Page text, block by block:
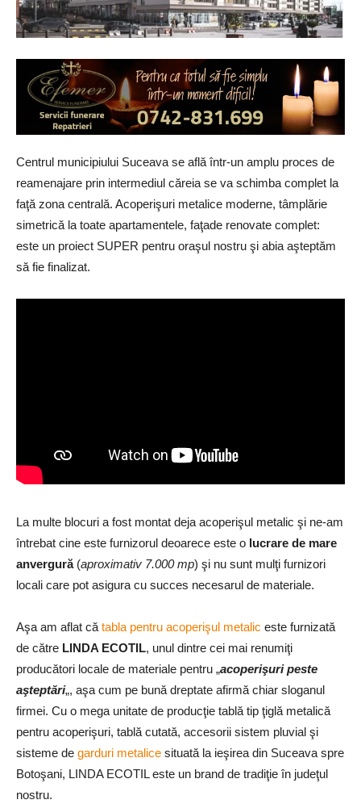
Centrul municipiului Suceava se află într-un amplu proces de
reamenajare prin intermediul căreia se va schimba complet la
faţă zona centrală. Acoperişuri metalice moderne, tâmplărie
simetrică la toate apartamentele, faţade renovate complet:
este un proiect SUPER pentru oraşul nostru şi abia aşteptăm
să fie finalizat.
La multe blocuri a fost montat deja acoperişul metalic şi ne-am
întrebat cine este furnizorul deoarece este o lucrare de mare
anvergură(aproximativ 7.000 mp) şi nu sunt mulţi furnizori
locali care pot asigura cu succes necesarul de materiale.
Aşa am aflat că tabla pentru acoperişul metalic este furnizată
de către LINDA ECOTIL, unul dintre cei mai renumiţi
producători locale de materiale pentru „acoperişuri peste
aşteptări„, aşa cum pe bună dreptate afirmă chiar sloganul
firmei. Cu o mega unitate de producţie tablă tip ţiglă metalică
pentru acoperişuri, tablă cutată, accesorii sistem pluvial şi
sisteme de garduri metalice situată la ieşirea din Suceava spre
Botoşani, LINDA ECOTIL este un brand de tradiţie în judeţul
nostru.